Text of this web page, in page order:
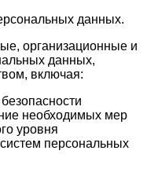
данных.
организационные и
данных,
включая:
необходимых мер
уровня
персональных